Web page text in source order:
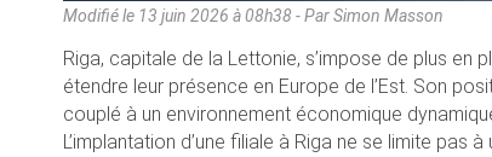
Modifié le 13 juin 2026 à 08h38 - Par Simon Masson
Riga, capitale de la Lettonie, s’impose de plus
étendre leur présence en Europe de l’Est. Son
couplé à un environnement économique
L’implantation d’une filiale à Riga ne se limite